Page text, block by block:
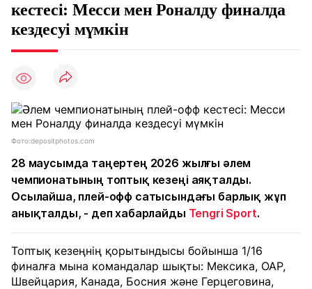
кестесі: Месси мен Роналду финалда
кездесуі мүмкін
Фото:depositphotos.com
28 маусымда таңертең 2026 жылғы әлем
чемпионатының топтық кезеңі аяқталды.
Осылайша, плей-офф сатысындағы барлық жұп
анықталды, - деп хабарлайды Tengri Sport.
Топтық кезеңнің қорытындысы бойынша 1/16
финалға мына командалар шықты: Мексика, ОАР,
Швейцария, Канада, Босния және Герцеговина,